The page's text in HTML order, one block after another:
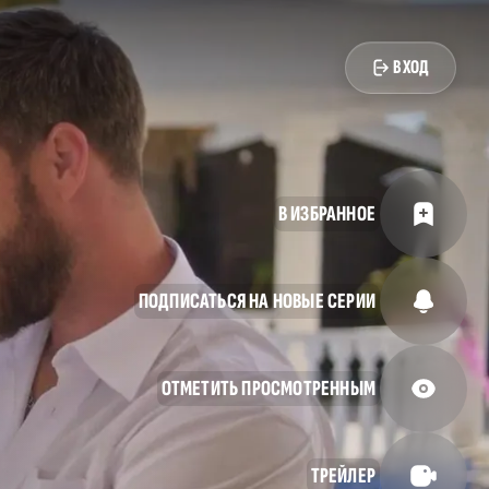
ВХОД
В ИЗБРАННОЕ
ПОДПИСАТЬСЯ НА НОВЫЕ СЕРИИ
ОТМЕТИТЬ ПРОСМОТРЕННЫМ
ТРЕЙЛЕР